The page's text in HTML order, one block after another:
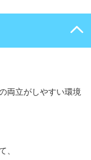
両立がしやすい環境
、